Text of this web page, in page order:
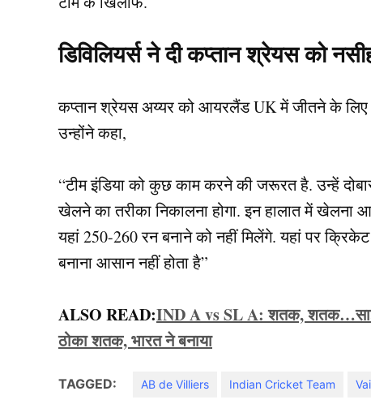
डिविलियर्स ने दी कप्तान श्रेयस को
कप्तान श्रेयस अय्यर को आयरलैंड UK में जीतने के लिए
उन्होंने कहा,
“टीम इंडिया को कुछ काम करने की जरूरत है. उन्हें
खेलने का तरीका निकालना होगा. इन हालात में
यहां 250-260 रन बनाने को नहीं मिलेंगे. यहां पर
बनाना आसान नहीं होता है”
ALSO READ:IND A vs SL A: शतक,
ठोका शतक, भारत ने बनाया
TAGGED: AB de Villiers Indian Cricket Team